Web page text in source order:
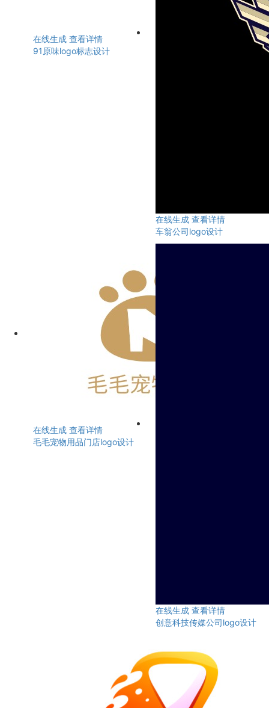
在线生成 查看详情
91原味logo标志设计
在线生成 查看详情
车翁公司logo设计
在线生成 查看详情
毛毛宠物用品门店logo设计
在线生成 查看详情
创意科技传媒公司logo设计